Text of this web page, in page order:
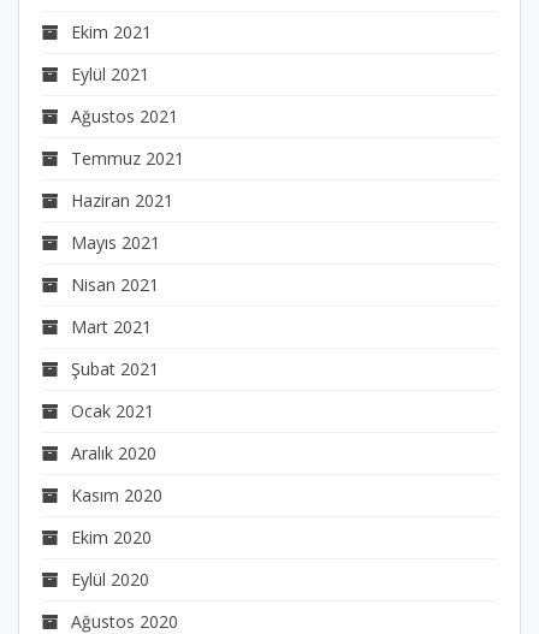
Ekim 2021
Eylül 2021
Ağustos 2021
Temmuz 2021
Haziran 2021
Mayıs 2021
Nisan 2021
Mart 2021
Şubat 2021
Ocak 2021
Aralık 2020
Kasım 2020
Ekim 2020
Eylül 2020
Ağustos 2020